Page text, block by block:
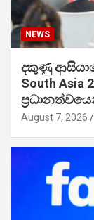
NEWS
දකුණු
South Asia
August 7, 2026